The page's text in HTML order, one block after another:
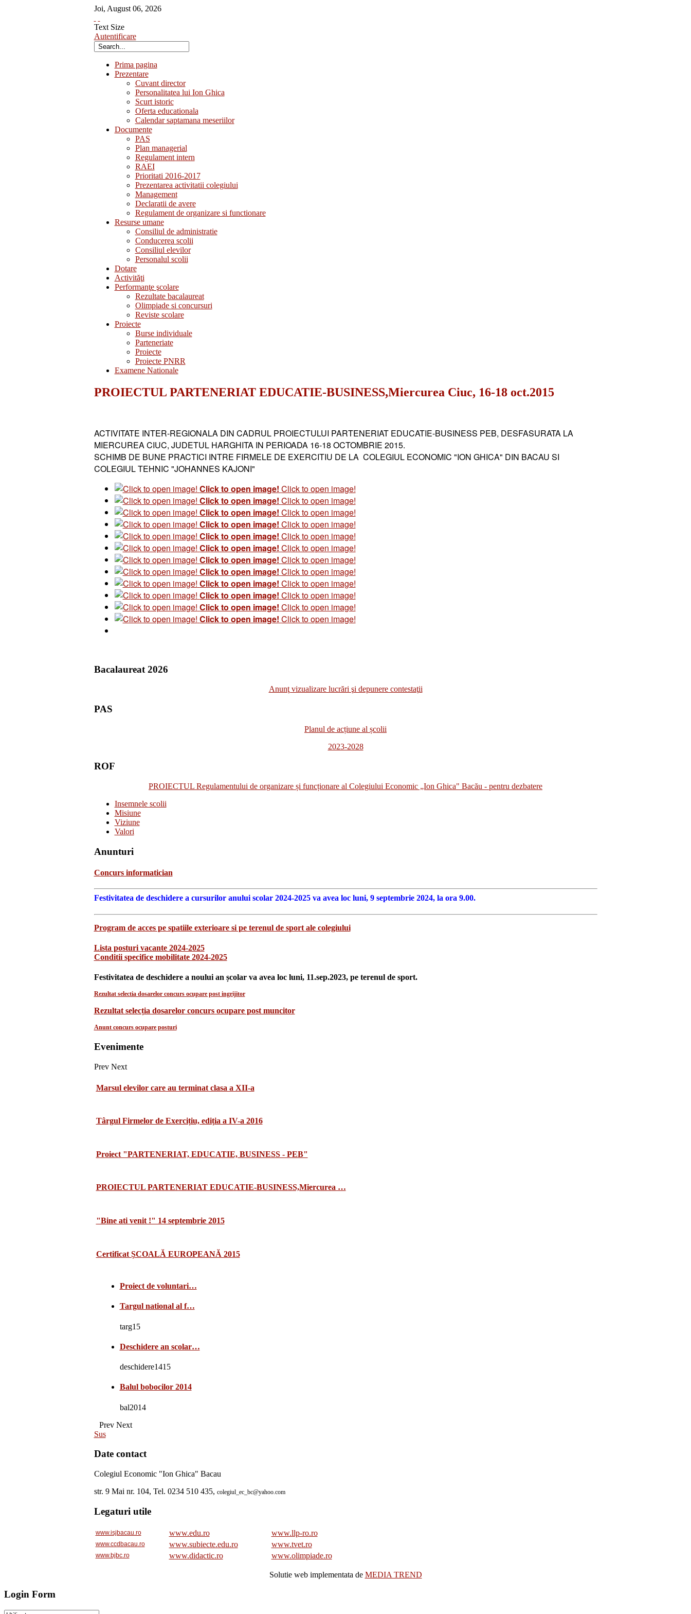
Joi, August 06, 2026
Text Size
Autentificare
Prima pagina
Prezentare
Cuvant director
Personalitatea lui Ion Ghica
Scurt istoric
Oferta educationala
Calendar saptamana meseriilor
Documente
PAS
Plan managerial
Regulament intern
RAEI
Prioritati 2016-2017
Prezentarea activitatii colegiului
Management
Declaratii de avere
Regulament de organizare si functionare
Resurse umane
Consiliul de administratie
Conducerea scolii
Consiliul elevilor
Personalul scolii
Dotare
Activităţi
Performanţe şcolare
Rezultate bacalaureat
Olimpiade si concursuri
Reviste scolare
Proiecte
Burse individuale
Parteneriate
Proiecte
Proiecte PNRR
Examene Nationale
PROIECTUL PARTENERIAT EDUCATIE-BUSINESS,Miercurea Ciuc, 16-18 oct.2015
ACTIVITATE INTER-REGIONALA DIN CADRUL PROIECTULUI PARTENERIAT EDUCATIE-BUSINESS PEB, DESFASURATA LA
MIERCUREA CIUC, JUDETUL HARGHITA IN PERIOADA 16-18 OCTOMBRIE 2015.
SCHIMB DE BUNE PRACTICI INTRE FIRMELE DE EXERCITIU DE LA COLEGIUL ECONOMIC "ION GHICA" DIN BACAU SI
COLEGIUL TEHNIC "JOHANNES KAJONI"​
Click to open image! Click to open image!
Click to open image! Click to open image!
Click to open image! Click to open image!
Click to open image! Click to open image!
Click to open image! Click to open image!
Click to open image! Click to open image!
Click to open image! Click to open image!
Click to open image! Click to open image!
Click to open image! Click to open image!
Click to open image! Click to open image!
Click to open image! Click to open image!
Click to open image! Click to open image!
Bacalaureat 2026
Anunţ vizualizare lucrări şi depunere contestaţii
PAS
Planul de acțiune al școlii
2023-2028
ROF
PROIECTUL Regulamentului de organizare și funcționare al Colegiului Economic „Ion Ghica" Bacău - pentru dezbatere
Insemnele scolii
Misiune
Viziune
Valori
Anunturi
Concurs informatician
Festivitatea de deschidere a cursurilor anului scolar 2024-2025 va avea loc luni, 9 septembrie 2024, la ora 9.00.
Program de acces pe spatiile exterioare si pe terenul de sport ale colegiului
Lista posturi vacante 2024-2025
Conditii specifice mobilitate 2024-2025
Festivitatea de deschidere a noului an școlar va avea loc luni, 11.sep.2023, pe terenul de sport.
Rezultat selectia dosarelor concurs ocupare post ingrijitor
Rezultat selecția dosarelor concurs ocupare post muncitor
Anunt concurs ocupare posturi
Evenimente
Prev Next
Marsul elevilor care au terminat clasa a XII-a
Târgul Firmelor de Exercițiu, ediția a IV-a 2016
Proiect "PARTENERIAT, EDUCATIE, BUSINESS - PEB"
PROIECTUL PARTENERIAT EDUCATIE-BUSINESS,Miercurea …
"Bine ati venit !" 14 septembrie 2015
Certificat ȘCOALĂ EUROPEANĂ 2015
Proiect de voluntari…
Targul national al f…
targ15
Deschidere an scolar…
deschidere1415
Balul bobocilor 2014
bal2014
Prev Next
Sus
Date contact
Colegiul Economic "Ion Ghica" Bacau
str. 9 Mai nr. 104, Tel. 0234 510 435, colegiul_ec_bc@yahoo.com
Legaturi utile
www.isjbacau.ro www.edu.ro www.llp-ro.ro
www.ccdbacau.ro www.subiecte.edu.ro www.tvet.ro
www.bjbc.ro www.didactic.ro www.olimpiade.ro
Solutie web implementata de MEDIA TREND
Login Form